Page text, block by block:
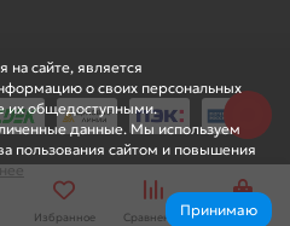
на сайте, является
о своих персональных
их общедоступными.
данные. Мы используем
пользования сайтом и повышения
Принимаю
Избранное Сравнение Корзина